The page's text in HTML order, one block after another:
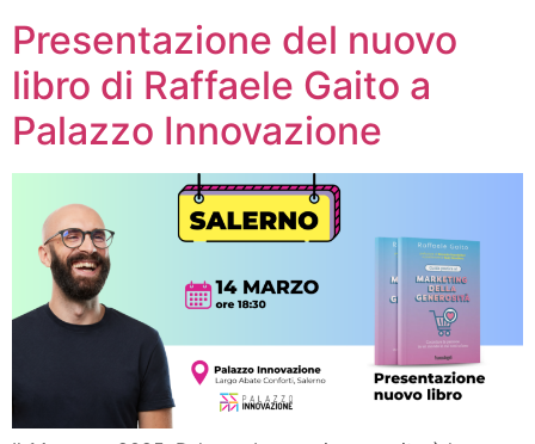
Presentazione del nuovo
libro di Raffaele Gaito a
Palazzo Innovazione